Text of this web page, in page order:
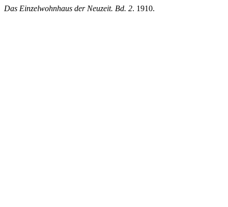
Das Einzelwohnhaus der Neuzeit. Bd. 2. 1910.